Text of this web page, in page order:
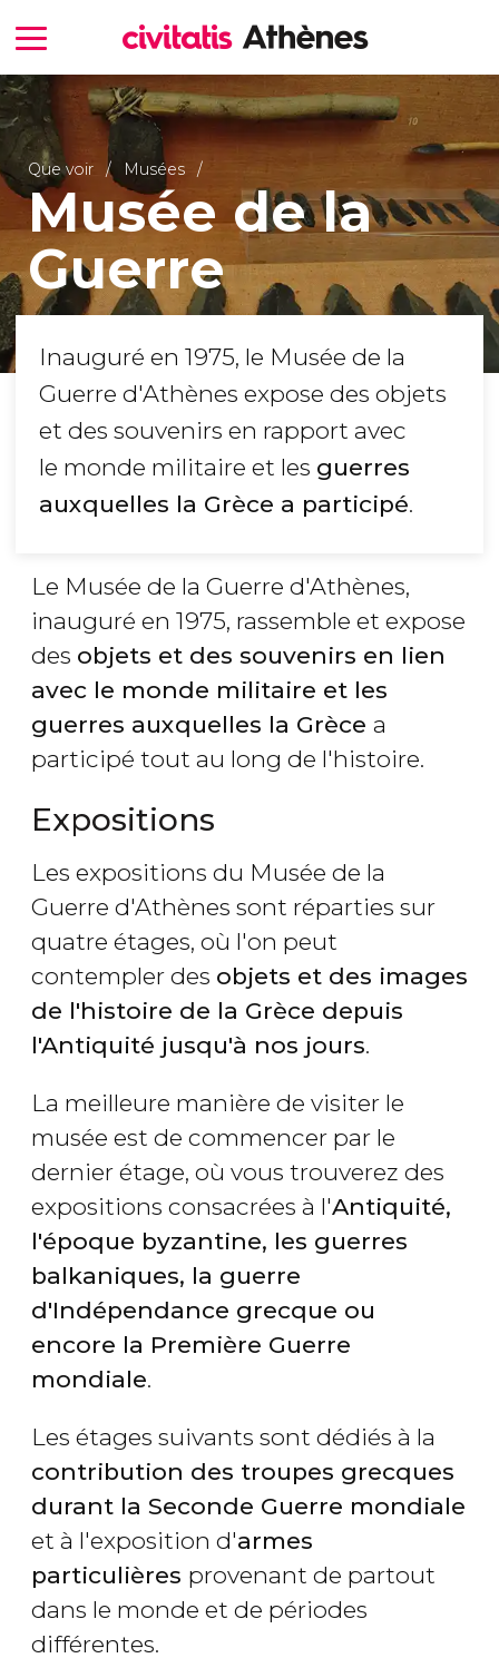
Que voir Musées
Musée de la
Guerre
Inauguré en 1975, le Musée de la
Guerre d'Athènes expose des objets
et des souvenirs en rapport avec
le monde militaire et les guerres
auxquelles la Grèce a participé.
Le Musée de la Guerre d'Athènes,
inauguré en 1975, rassemble et expose
des objets et des souvenirs en lien
avec le monde militaire et les
guerres auxquelles la Grèce a
participé tout au long de l'histoire.
Expositions
Les expositions du Musée de la
Guerre d'Athènes sont réparties sur
quatre étages, où l'on peut
contempler des objets et des images
de l'histoire de la Grèce depuis
l'Antiquité jusqu'à nos jours.
La meilleure manière de visiter le
musée est de commencer par le
dernier étage, où vous trouverez des
expositions consacrées à l'Antiquité,
l'époque byzantine, les guerres
balkaniques, la guerre
d'Indépendance grecque ou
encore la Première Guerre
mondiale.
Les étages suivants sont dédiés à la
contribution des troupes grecques
durant la Seconde Guerre mondiale
et à l'exposition d'armes
particulières provenant de partout
dans le monde et de périodes
différentes.